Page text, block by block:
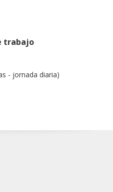
trabajo
- jornada diaria)